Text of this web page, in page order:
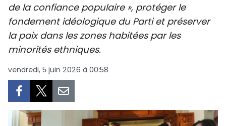
TOURISME
ENVIRONNEMENT
PAYS NATAL
de la confiance populaire », protéger le
fondement idéologique du Parti et préserver
la paix dans les zones habitées par les
minorités ethniques.
vendredi, 5 juin 2026 à 00:58